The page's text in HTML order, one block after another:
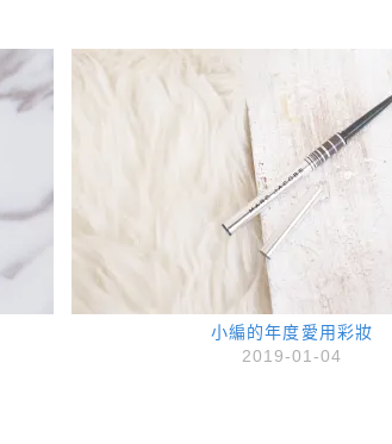
小編的年度愛用彩妝
2019-01-04